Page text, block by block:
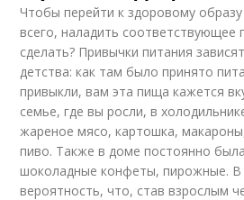
Чтобы перейти к здоровому
всего, наладить соответствующее
сделать? Привычки питания
детства: как там было принято
привыкли, вам эта пища кажется
семье, где вы росли, в
жареное мясо, картошка,
пиво. Также в доме постоянно
шоколадные конфеты, пирожные. В
вероятность, что, став взрослым